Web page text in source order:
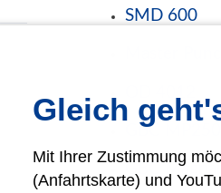
SMD 600
GBC
GBC
Gleich
Mit Ihrer Zustimmung
(Anfahrtskarte) und